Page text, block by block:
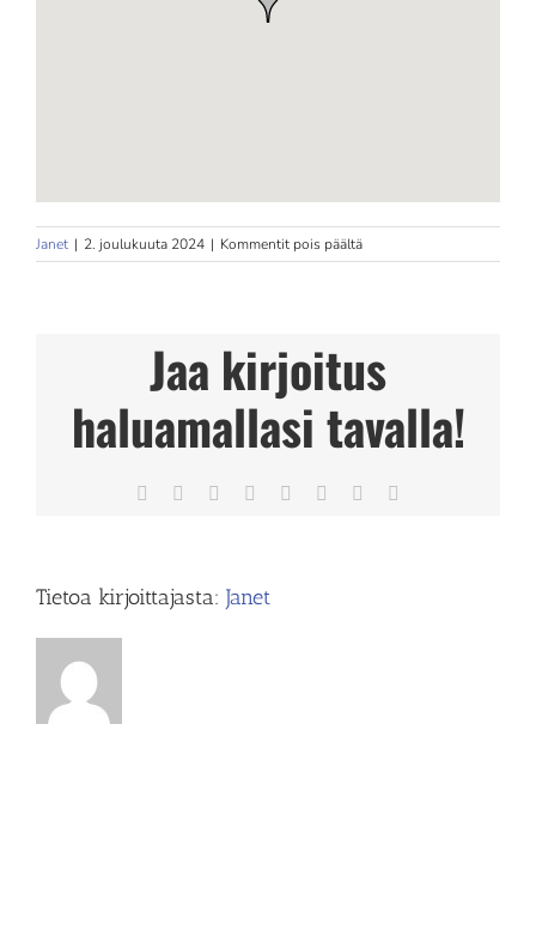
Janet | 2. joulukuuta 2024 | Kommentit pois päältäartikkelissa
Studio
Jaa kirjoitus
haluamallasi tavalla!
Facebook Reddit LinkedIn
TumblrPinterest
Tietoa kirjoittajasta: Janet